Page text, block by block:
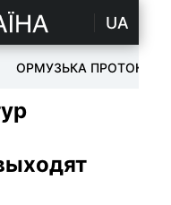
UA
ОРМУЗЬКА ПРОТОКА